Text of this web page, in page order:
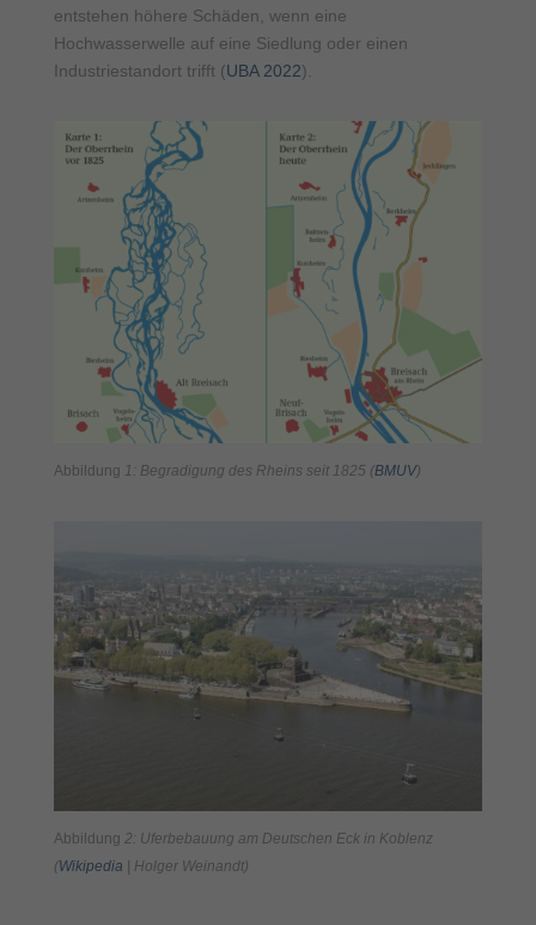
entstehen höhere Schäden, wenn eine
Hochwasserwelle auf eine Siedlung oder einen
Industriestandort trifft (UBA 2022).
Abbildung 1: Begradigung des Rheins seit 1825 (BMUV)
Abbildung 2: Uferbebauung am Deutschen Eck in Koblenz
(Wikipedia | Holger Weinandt)